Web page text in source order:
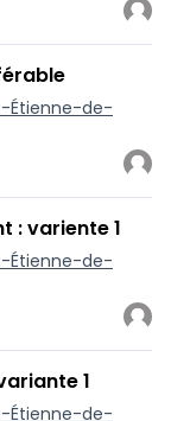
Étienne-de-
: variente 1
Étienne-de-
1
Étienne-de-